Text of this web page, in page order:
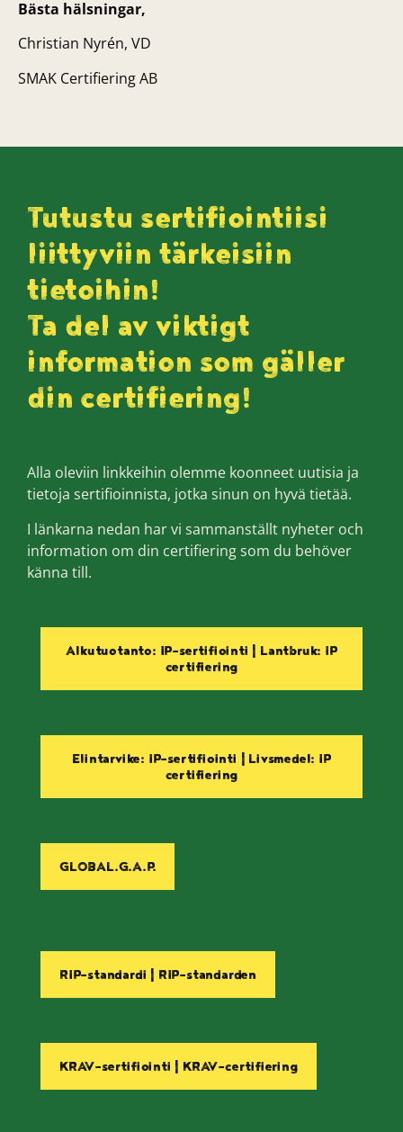
Bästa hälsningar,
Christian Nyrén, VD
SMAK Certifiering AB
Tutustu sertifiointiisi
liittyviin tärkeisiin
tietoihin!
Ta del av viktigt
information som gäller
din certifiering!
Alla oleviin linkkeihin olemme koonneet uutisia ja
tietoja sertifioinnista, jotka sinun on hyvä tietää.
I länkarna nedan har vi sammanställt nyheter och
information om din certifiering som du behöver
känna till.
Alkutuotanto: IP-sertifiointi | Lantbruk: IP
certifiering
Elintarvike: IP-sertifiointi | Livsmedel: IP
certifiering
GLOBAL.G.A.P.
RIP-standardi | RIP-standarden
KRAV-sertifiointi | KRAV-certifiering